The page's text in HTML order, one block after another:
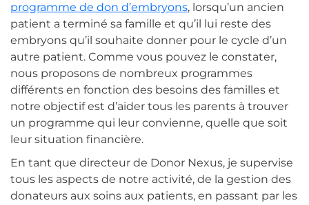
programme de don d’embryons, lorsqu’un ancien
patient a terminé sa famille et qu’il lui reste des
embryons qu’il souhaite donner pour le cycle d’un
autre patient. Comme vous pouvez le constater,
nous proposons de nombreux programmes
différents en fonction des besoins des familles et
notre objectif est d’aider tous les parents à trouver
un programme qui leur convienne, quelle que soit
leur situation financière.
En tant que directeur de Donor Nexus, je supervise
tous les aspects de notre activité, de la gestion des
donateurs aux soins aux patients, en passant par les